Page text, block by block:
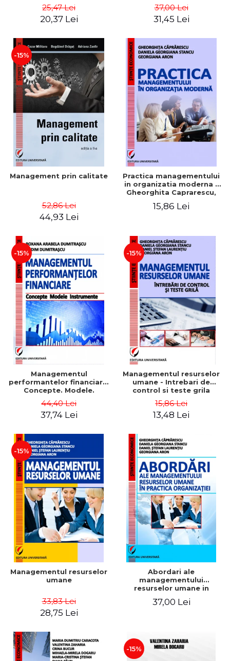
25,47 Lei
20,37 Lei
37,00 Lei
31,45 Lei
-15%
Management prin calitate
52,86 Lei
44,93 Lei
Practica managementului
in organizatia moderna -
Gheorghita Caprarescu,
Georgiana Aron
15,86 Lei
-15%
Managementul
performantelor financiare.
Concepte. Modele.
44,40 Lei
37,74 Lei
-15%
Managementul resurselor
umane - Intrebari de
control si teste grila
15,86 Lei
13,48 Lei
-15%
Managementul resurselor
umane
33,83 Lei
28,75 Lei
Abordari ale
managementului
resurselor umane in
37,00 Lei
-15%